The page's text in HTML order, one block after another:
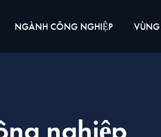
NGÀNH CÔNG NGHIỆP VÙNG